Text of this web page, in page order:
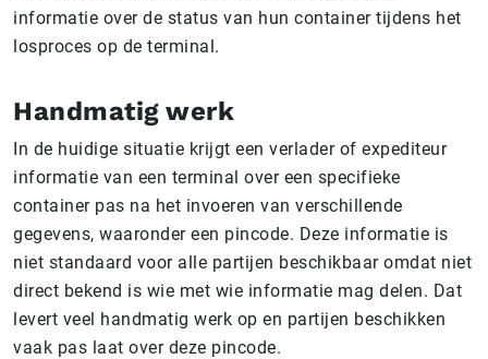
informatie over de status van hun container tijdens het
losproces op de terminal.
Handmatig werk
In de huidige situatie krijgt een verlader of expediteur
informatie van een terminal over een specifieke
container pas na het invoeren van verschillende
gegevens, waaronder een pincode. Deze informatie is
niet standaard voor alle partijen beschikbaar omdat niet
direct bekend is wie met wie informatie mag delen. Dat
levert veel handmatig werk op en partijen beschikken
vaak pas laat over deze pincode.